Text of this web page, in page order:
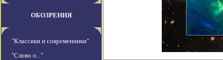
ОБОЗРЕНИЯ
"Классики и современники"
"Слово о..."